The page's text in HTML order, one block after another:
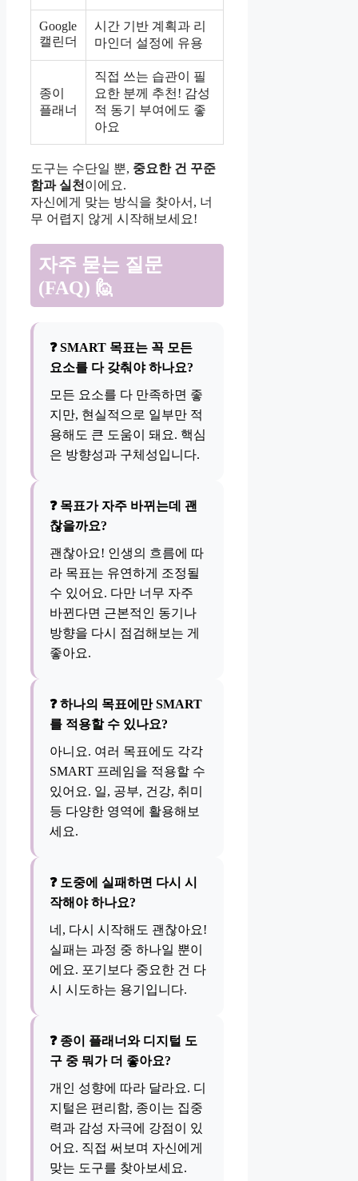
Google
캘린더
시간 기반 계획과 리
마인더 설정에 유용
종이
플래너
직접 쓰는 습관이 필
요한 분께 추천! 감성
적 동기 부여에도 좋
아요
도구는 수단일 뿐, 중요한 건 꾸준
함과 실천 이에요.
자신에게 맞는 방식을 찾아서, 너
무 어렵지 않게 시작해보세요!
자주 묻는 질문
(FAQ) 🙋
❓ SMART 목표는 꼭 모든
요소를 다 갖춰야 하나요?
모든 요소를 다 만족하면 좋
지만, 현실적으로 일부만 적
용해도 큰 도움이 돼요. 핵심
은 방향성과 구체성입니다.
❓ 목표가 자주 바뀌는데 괜
찮을까요?
괜찮아요! 인생의 흐름에 따
라 목표는 유연하게 조정될
수 있어요. 다만 너무 자주
바뀐다면 근본적인 동기나
방향을 다시 점검해보는 게
좋아요.
❓ 하나의 목표에만 SMART
를 적용할 수 있나요?
아니요. 여러 목표에도 각각
SMART 프레임을 적용할 수
있어요. 일, 공부, 건강, 취미
등 다양한 영역에 활용해보
세요.
❓ 도중에 실패하면 다시 시
작해야 하나요?
네, 다시 시작해도 괜찮아요!
실패는 과정 중 하나일 뿐이
에요. 포기보다 중요한 건 다
시 시도하는 용기입니다.
❓ 종이 플래너와 디지털 도
구 중 뭐가 더 좋아요?
개인 성향에 따라 달라요. 디
지털은 편리함, 종이는 집중
력과 감성 자극에 강점이 있
어요. 직접 써보며 자신에게
맞는 도구를 찾아보세요.